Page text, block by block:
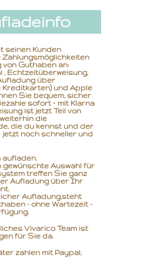
seinen Kunden
von Guthaben an:
, Echtzeitüberweisung,
über
und Apple
Sie bequem, sicher
sofort – mit Klarna
ist jetzt Teil von
die
die du kennst und der
jetzt noch schneller und
gewünschte Auswahl für
treffen Sie ganz
Aufladung über Ihr
Aufladung,steht
- ohne Wartezeit -
Vivarico Team ist
für Sie da.
zahlen mit Paypal,